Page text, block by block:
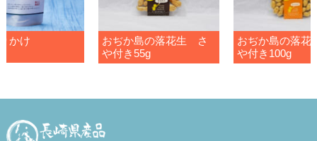
かけ
おぢか島の落花生 さ
や付き55g
おぢか島の落
や付き100g